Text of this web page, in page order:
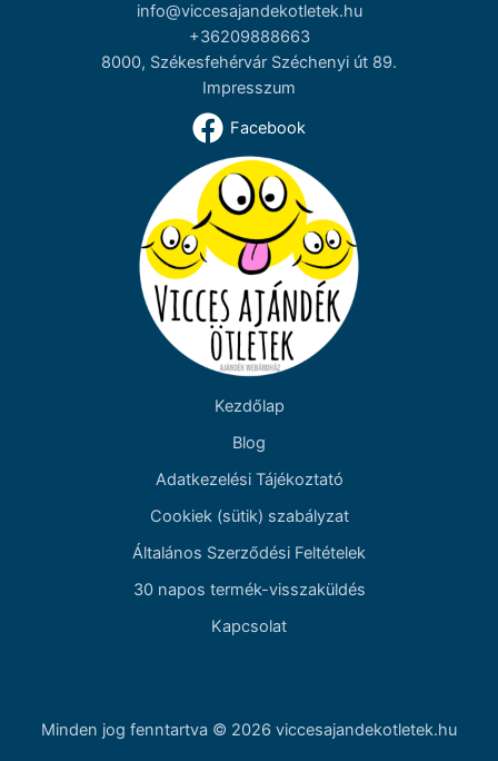
info@viccesajandekotletek.hu
+36209888663
8000, Székesfehérvár Széchenyi út 89.
Impresszum
Facebook
Kezdőlap
Blog
Adatkezelési Tájékoztató
Cookiek (sütik) szabályzat
Általános Szerződési Feltételek
30 napos termék-visszaküldés
Kapcsolat
Minden jog fenntartva © 2026 viccesajandekotletek.hu